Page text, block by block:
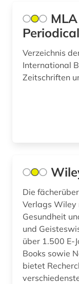
issn (2)
italien (2)
jahrbuch (2)
jura (1)
Verzeichnis
International
Zeitschriften
Die
Verlags Wiley
Gesundheit
und
über 1.500 E-
Books sowie
bietet